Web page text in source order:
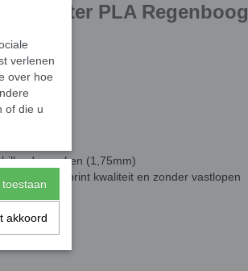
Printer PLA Regenboog
merken (1,75mm)
een hoge print kwaliteit en zonder vastlopen
verlenen
over hoe
of die u
toestaan
akkoord